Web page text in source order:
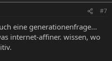
#7
eine generationenfrage...
internet-affiner. wissen, wo